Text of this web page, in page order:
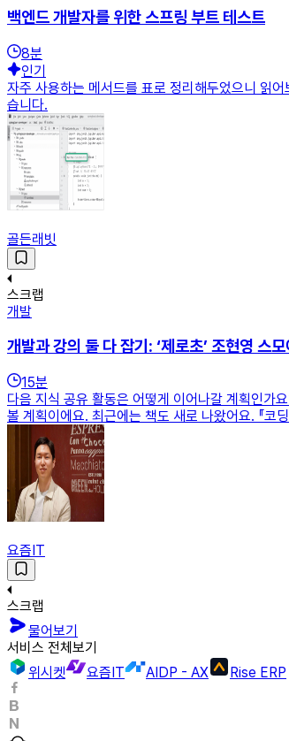
백엔드 개발자를 위한 스프링 부트 테스트
8분
인기
자주 사용하는 메서드를 표로 정리해두었으니 읽
습니다.
골든래빗
스크랩
개발
개발과 강의 둘 다 잡기: ‘제로초’ 조현영 스
15분
다음 지식 공유 활동은 어떻게 이어나갈 계획인가
볼 계획이에요. 최근에는 책도 새로 나왔어요. 『코
요즘IT
스크랩
물어보기
서비스 전체보기
위시켓
요즘IT AIDP - AX Rise ERP